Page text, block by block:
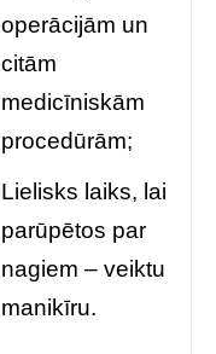
operācijām un
citām
medicīniskām
procedūrām;
Lielisks laiks, lai
parūpētos par
nagiem – veiktu
manikīru.